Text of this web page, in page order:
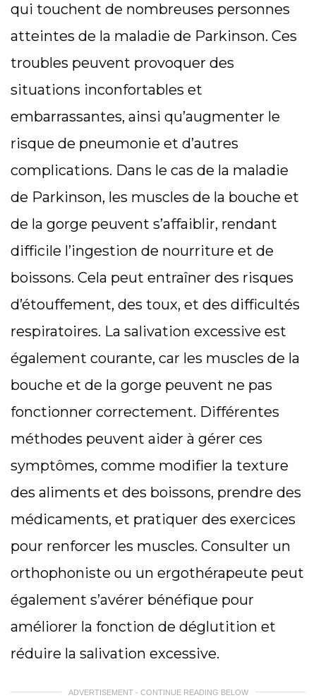
qui touchent de nombreuses personnes
atteintes de la maladie de Parkinson. Ces
troubles peuvent provoquer des
situations inconfortables et
embarrassantes, ainsi qu’augmenter le
risque de pneumonie et d’autres
complications. Dans le cas de la maladie
de Parkinson, les muscles de la bouche et
de la gorge peuvent s’affaiblir, rendant
difficile l’ingestion de nourriture et de
boissons. Cela peut entraîner des risques
d’étouffement, des toux, et des difficultés
respiratoires. La salivation excessive est
également courante, car les muscles de la
bouche et de la gorge peuvent ne pas
fonctionner correctement. Différentes
méthodes peuvent aider à gérer ces
symptômes, comme modifier la texture
des aliments et des boissons, prendre des
médicaments, et pratiquer des exercices
pour renforcer les muscles. Consulter un
orthophoniste ou un ergothérapeute peut
également s’avérer bénéfique pour
améliorer la fonction de déglutition et
réduire la salivation excessive.
ADVERTISEMENT - CONTINUE READING BELOW